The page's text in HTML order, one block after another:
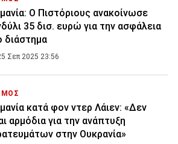
Ο Πιστόριους ανακοίνωσε
35 δισ. ευρώ για την ασφάλεια
διάστημα
Σεπ 2025 23:56
κατά φον ντερ Λάιεν: «Δεν
αρμόδια για την ανάπτυξη
στην Ουκρανία»